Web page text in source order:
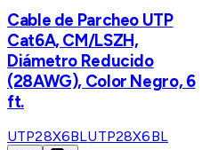
Cable de Parcheo UTP
Cat6A, CM/LSZH,
Diámetro Reducido
(28AWG), Color Negro, 6
ft.
UTP28X6BLUTP28X6BL